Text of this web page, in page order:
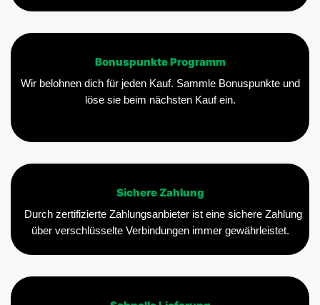
Bonuspunkte Programm
Wir belohnen dich für jeden Kauf. Sammle Bonuspunkte und
löse sie beim nächsten Kauf ein.
Sichere Zahlung
Durch zertifizierte Zahlungsanbieter ist eine sichere Zahlung
über verschlüsselte Verbindungen immer gewährleistet.